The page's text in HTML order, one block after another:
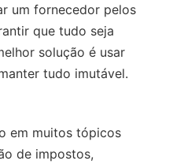
um fornecedor pelos
que tudo seja
solução é usar
tudo imutável.
em muitos tópicos
de impostos,